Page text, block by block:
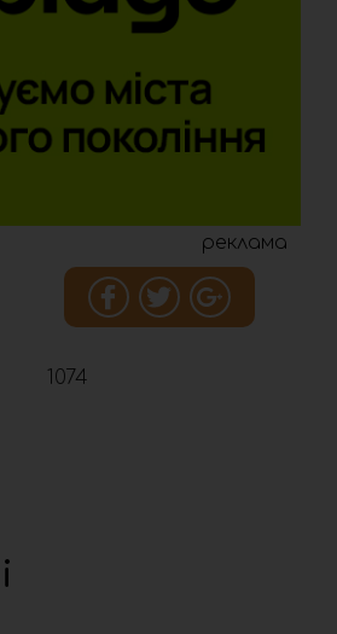
реклама
1074